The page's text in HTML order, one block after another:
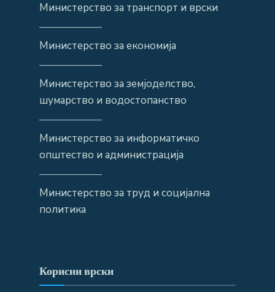
Министерство за транспорт и врски
——————
Министерство за економија
——————
Министерство за земјоделство,
шумарство и водостопанство
——————
Министерство за информатичко
општество и администрација
——————
Министерство за труд и социјална
политика
Корисни врски